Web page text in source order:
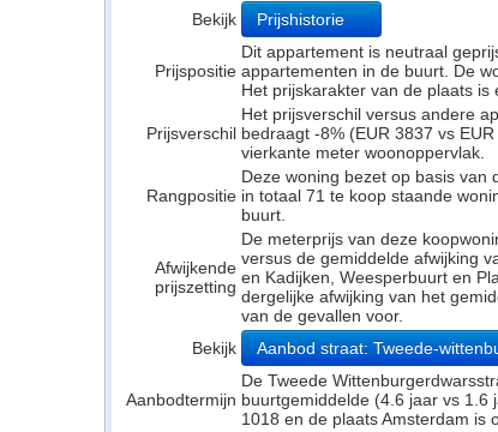
Bekijk Prijshistorie
Prijspositie
Dit appartement is neutraal
appartementen in de buurt. De
Het prijskarakter van de plaats is
Prijsverschil
Het prijsverschil versus andere
bedraagt -8% (EUR 3837 vs
vierkante meter woonoppervlak.
Rangpositie
Deze woning bezet op basis van
in totaal 71 te koop staande
buurt.
Afwijkende
prijszetting
De meterprijs van deze
versus de gemiddelde afwijking
en Kadijken, Weesperbuurt en
dergelijke afwijking van het
van de gevallen voor.
Bekijk
Aanbod straat: Tweede-
Aanbodtermijn
De Tweede
buurtgemiddelde (4.6 jaar vs 1.6
1018 en de plaats Amsterdam is